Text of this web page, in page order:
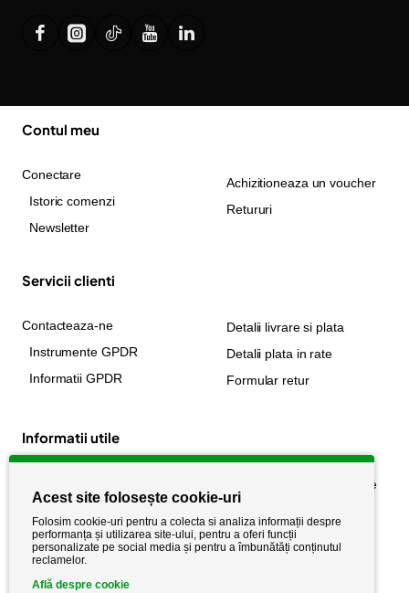
Contul meu
Conectare
Istoric comenzi
Newsletter
Achizitioneaza un voucher
Retururi
Servicii clienti
Contacteaza-ne
Instrumente GPDR
Informatii GPDR
Detalii livrare si plata
Detalii plata in rate
Formular retur
Informatii utile
Politica de cookie
Politica de confidențialitate
Termeni si conditii
Acest site folosește cookie-uri
Folosim cookie-uri pentru a colecta si analiza informații despre
performanța și utilizarea site-ului, pentru a oferi funcții
personalizate pe social media și pentru a îmbunătăți conținutul
reclamelor.
Află despre cookie